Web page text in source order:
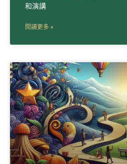
和演講
閱讀更多 »